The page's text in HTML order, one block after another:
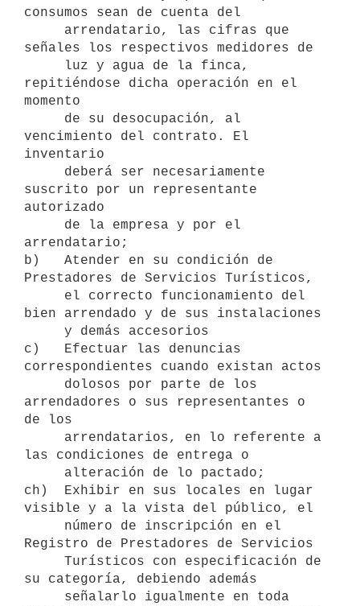
consumos sean de cuenta del
señales los respectivos medidores de
repitiéndose dicha operación en el
momento
vencimiento del contrato. El
inventario
suscrito por un representante
autorizado
arrendatario;
b)   Atender en su condición de
Prestadores de Servicios Turísticos,
bien arrendado y de sus instalaciones
c)   Efectuar las denuncias
correspondientes cuando existan actos
arrendadores o sus representantes o
de los
las condiciones de entrega o
ch)  Exhibir en sus locales en lugar
visible y a la vista del público, el
Registro de Prestadores de Servicios
su categoría, debiendo además